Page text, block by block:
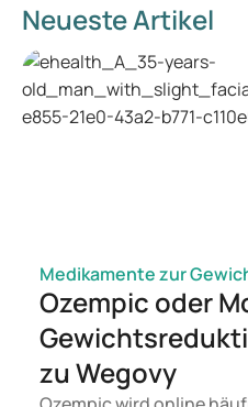
Neueste Artikel
Medikamente zur
Ozempic oder
zu Wegovy